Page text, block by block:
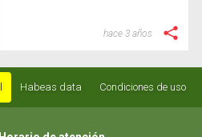
hace 3 años
Habeas data Condiciones de uso